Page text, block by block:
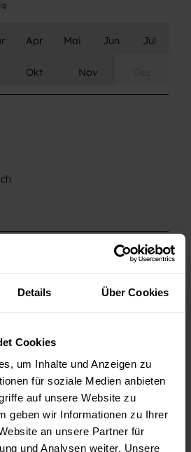
Details Über Cookies
Cookies
um Inhalte und Anzeigen zu
für soziale Medien anbieten
auf unsere Website zu
geben wir Informationen zu Ihrer
an unsere Partner für
und Analysen weiter. Unsere
Apr Mai Jun Jul
Okt Nov